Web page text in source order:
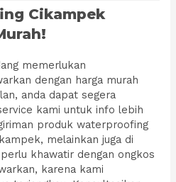
Cikampek
memerlukan
dengan harga murah
anda dapat segera
kami untuk info lebih
produk waterproofing
melainkan juga di
khawatir dengan ongkos
karena kami